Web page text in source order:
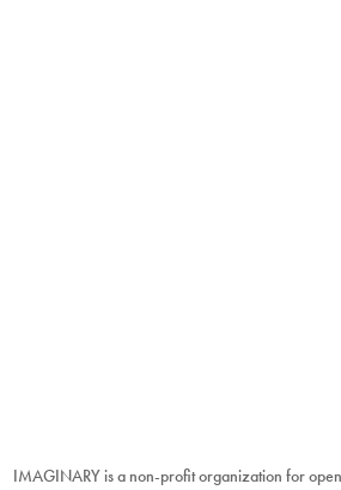
IMAGINARY is a non-profit organization for